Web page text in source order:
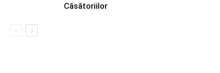
Căsătoriilor